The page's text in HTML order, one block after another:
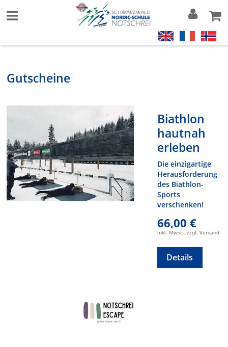
Gutscheine
Biathlon
hautnah
erleben
Die einzigartige
Herausforderung
des Biathlon-
Sports
verschenken!
66,00 €
inkl. Mwst., zzgl. Versand
Details